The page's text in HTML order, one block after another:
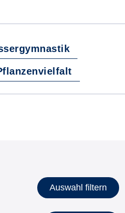
Auswahl filtern